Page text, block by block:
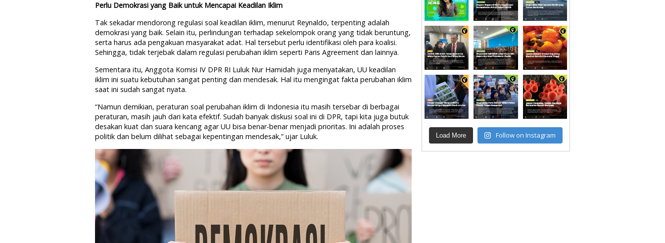
Perlu Demokrasi yang Baik untuk Mencapai Keadilan Iklim
Tak sekadar mendorong regulasi soal keadilan iklim, menurut Reynaldo, terpenting adalah
demokrasi yang baik. Selain itu, perlindungan terhadap sekelompok orang yang tidak beruntung,
serta harus ada pengakuan masyarakat adat. Hal tersebut perlu identifikasi oleh para koalisi.
Sehingga, tidak terjebak dalam regulasi perubahan iklim seperti Paris Agreement dan lainnya.
Sementara itu, Anggota Komisi IV DPR RI Luluk Nur Hamidah juga menyatakan, UU keadilan
iklim ini suatu kebutuhan sangat penting dan mendesak. Hal itu mengingat fakta perubahan iklim
saat ini sudah sangat nyata.
“Namun demikian, peraturan soal perubahan iklim di Indonesia itu masih tersebar di berbagai
peraturan, masih jauh dari kata efektif. Sudah banyak diskusi soal ini di DPR, tapi kita juga butuk
desakan kuat dan suara kencang agar UU bisa benar-benar menjadi prioritas. Ini adalah proses
politik dan belum dilihat sebagai kepentingan mendesak,” ujar Luluk.
Load More Follow on Instagram